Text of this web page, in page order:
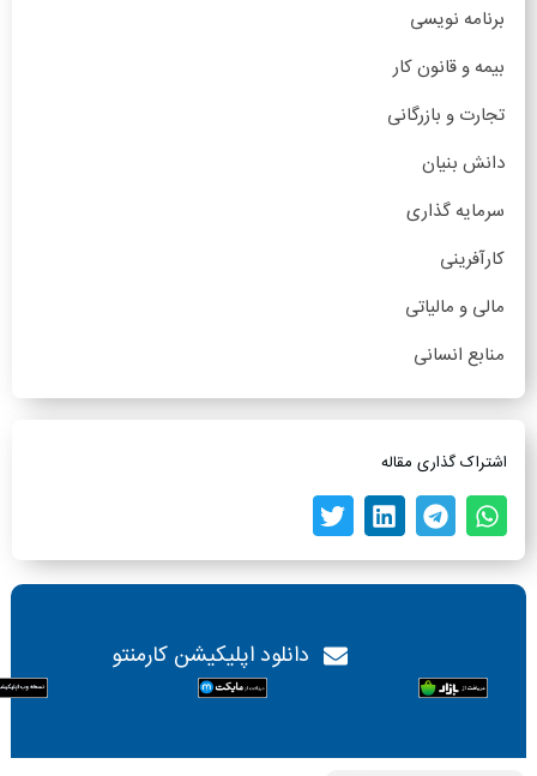
برنامه نویسی
بیمه و قانون کار
تجارت و بازرگانی
دانش بنیان
سرمایه گذاری
کارآفرینی
مالی و مالیاتی
منابع انسانی
اشتراک گذاری مقاله
دانلود اپلیکیشن کارمنتو